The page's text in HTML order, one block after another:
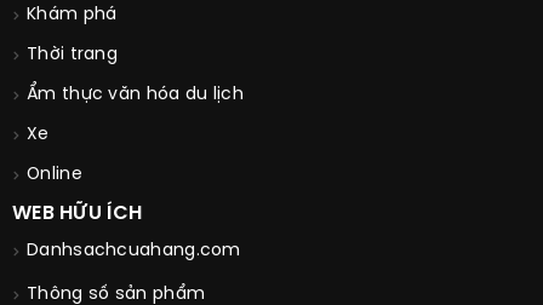
Khám phá
Thời trang
Ẩm thực văn hóa du lịch
Xe
Online
WEB HỮU ÍCH
Danhsachcuahang.com
Thông số sản phẩm